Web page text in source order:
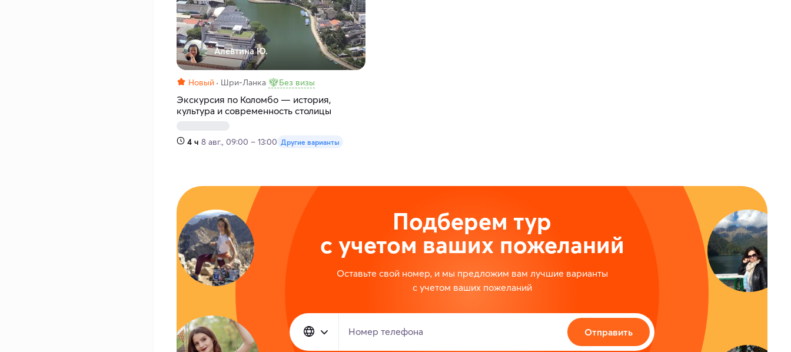
Алевтина Ю.
Новый Шри-Ланка Без визы
Экскурсия по Коломбо — история,
культура и современность столицы
4 ч 8 авг., 09:00 – 13:00 Другие варианты
Подберем тур
с учетом ваших пожеланий
Оставьте свой номер, и мы предложим вам лучшие варианты
с учетом ваших пожеланий
Номер телефона Отправить